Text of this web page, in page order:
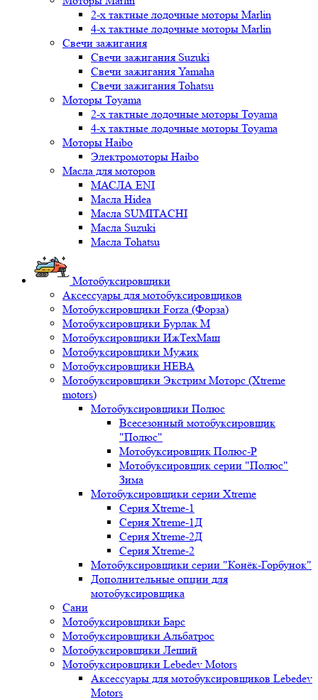
2-х тактные лодочные моторы Marlin
4-х тактные лодочные моторы Marlin
Свечи зажигания
Свечи зажигания Suzuki
Свечи зажигания Yamaha
Свечи зажигания Tohatsu
Моторы Toyama
2-х тактные лодочные моторы Toyama
4-х тактные лодочные моторы Toyama
Моторы Haibo
Электромоторы Haibo
Масла для моторов
МАСЛА ENI
Масла Hidea
Масла SUMITACHI
Масла Suzuki
Масла Tohatsu
Мотобуксировщики
Аксессуары для мотобуксировщиков
Мотобуксировщики Forza (Форза)
Мотобуксировщики Бурлак М
Мотобуксировщики ИжТехМаш
Мотобуксировщики Мужик
Мотобуксировщики НЕВА
Мотобуксировщики Экстрим Моторс (Xtreme
motors)
Мотобуксировщики Полюс
Всесезонный мотобуксировщик
"Полюс"
Мотобуксировщик Полюс-Р
Мотобуксировщик серии "Полюс"
Зима
Мотобуксировщики серии Xtreme
Серия Xtreme-1
Серия Xtreme-1Д
Серия Xtreme-2Д
Серия Xtreme-2
Мотобуксировщики серии "Конёк-Горбунок"
Дополнительные опции для
мотобуксировщика
Сани
Мотобуксировщики Барс
Мотобуксировщики Альбатрос
Мотобуксировщики Леший
Мотобуксировщики Lebedev Motors
Аксессуары для мотобуксировщиков Lebedev
Motors